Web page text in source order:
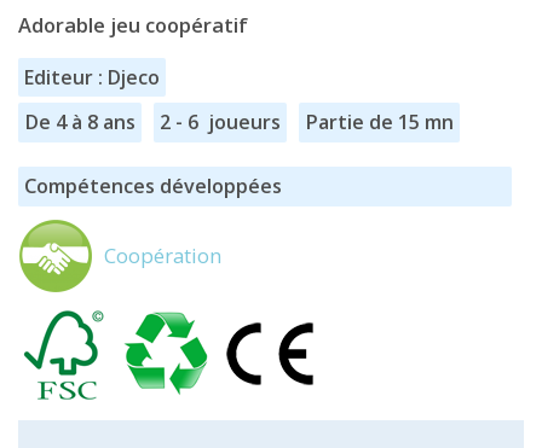
Adorable jeu coopératif
Editeur : Djeco
De 4 à 8 ans
2 - 6 joueurs Partie de 15 mn
Compétences développées
Coopération